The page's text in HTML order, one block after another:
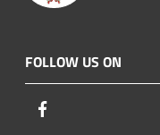
FOLLOW US ON